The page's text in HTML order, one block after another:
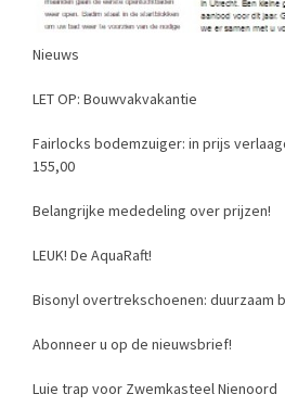
Nieuws
LET OP: Bouwvakvakantie
Fairlocks bodemzuiger: in prijs
155,00
Belangrijke mededeling over prijzen!
LEUK! De AquaRaft!
Bisonyl overtrekschoenen: duurzaam
Abonneer u op de nieuwsbrief!
Luie trap voor Zwemkasteel Nienoord